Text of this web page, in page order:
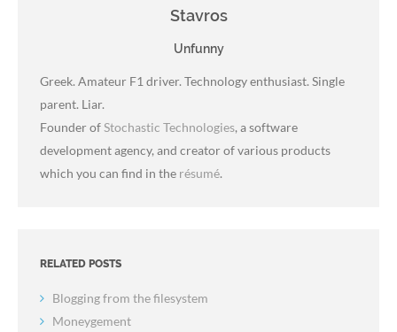
Stavros
Unfunny
Greek. Amateur F1 driver. Technology enthusiast. Single
parent. Liar.
Founder ofStochastic Technologies, a software
development agency, and creator of various products
which you can find in the résumé.
RELATED POSTS
Blogging from the filesystem
Moneygement